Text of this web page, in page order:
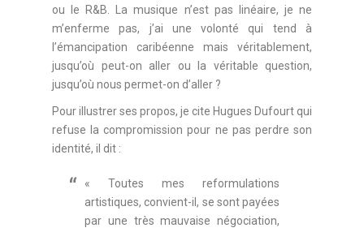
ou le R&B. La musique n’est pas linéaire, je ne
m’enferme pas, j’ai une volonté qui tend à
l’émancipation caribéenne mais véritablement,
jusqu’où peut-on aller ou la véritable question,
jusqu’où nous permet-on d’aller ?
Pour illustrer ses propos, je cite Hugues Dufourt qui
refuse la compromission pour ne pas perdre son
identité, il dit :
« Toutes mes reformulations
artistiques, convient-il, se sont payées
par une très mauvaise négociation,